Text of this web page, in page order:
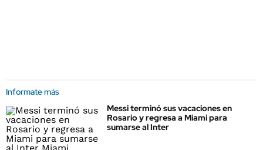
Informate más
Messi terminó sus vacaciones en
Rosario y regresa a Miami para
sumarse al Inter